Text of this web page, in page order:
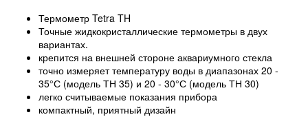
Термометр Tetra TH
Точные жидкокристаллические термометры в двух
вариантах.
крепится на внешней стороне аквариумного стекла
точно измеряет температуру воды в диапазонах 20 -
35°С (модель ТН 35) и 20 - 30°С (модель ТН 30)
легко считываемые показания прибора
компактный, приятный дизайн